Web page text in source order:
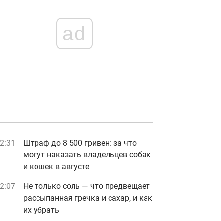
ad
Штраф до 8 500 гривен: за что
могут наказать владельцев собак
и кошек в августе
Не только соль — что предвещает
рассыпанная гречка и сахар, и как
их убрать